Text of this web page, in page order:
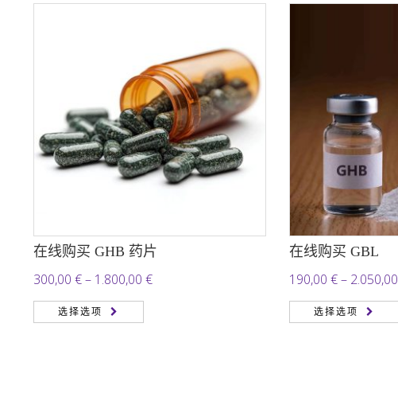
在线购买 GHB 药片
300,00 €– 1.800,00 €价
选择选项
在线购买 GBL
190,00 € – 2.050,00
选择选项